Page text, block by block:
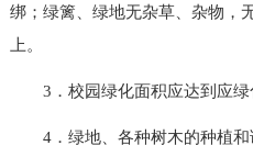
绑；绿篱、绿地无杂草、杂物，
上。
3．校园绿化面积应达到应绿
4．绿地、各种树木的种植和